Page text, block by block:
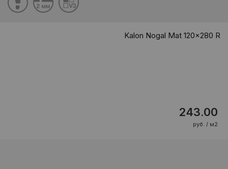
Kalon Nogal Mat 120x280 R
243.00
руб. / м2